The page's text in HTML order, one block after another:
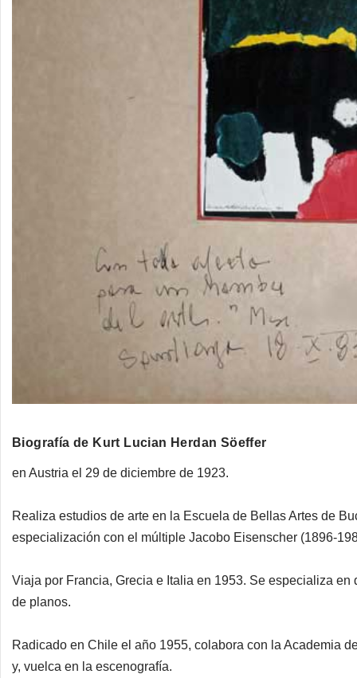
Biografía de Kurt Lucian Herdan Söeffer
en Austria el 29 de diciembre de 1923.
Realiza estudios de arte en la Escuela de Bellas Artes de
especialización con el múltiple Jacobo Eisenscher (1896-
Viaja por Francia, Grecia e Italia en 1953. Se especializa
de planos.
Radicado en Chile el año 1955, colabora con la Academia
y, vuelca en la escenografía.